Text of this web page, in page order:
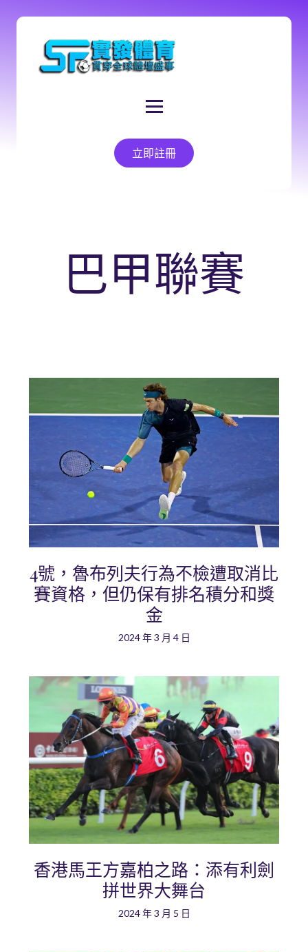
立即註冊
巴甲聯賽
4號，魯布列夫行為不檢遭取消比
賽資格，但仍保有排名積分和獎
金
2024 年 3 月 4 日
香港馬王方嘉柏之路：添有利劍
拼世界大舞台
2024 年 3 月 5 日